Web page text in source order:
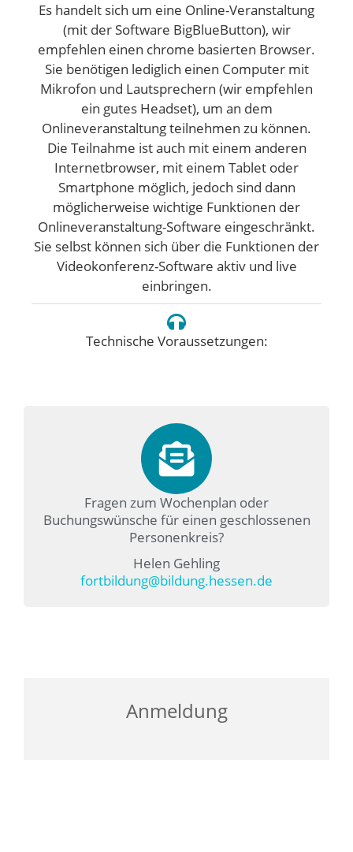
Es handelt sich um eine Online-Veranstaltung
(mit der Software BigBlueButton), wir
empfehlen einen chrome basierten Browser.
Sie benötigen lediglich einen Computer mit
Mikrofon und Lautsprechern (wir empfehlen
ein gutes Headset), um an dem
Onlineveranstaltung teilnehmen zu können.
Die Teilnahme ist auch mit einem anderen
Internetbrowser, mit einem Tablet oder
Smartphone möglich, jedoch sind dann
möglicherweise wichtige Funktionen der
Onlineveranstaltung-Software eingeschränkt.
Sie selbst können sich über die Funktionen der
Videokonferenz-Software aktiv und live
einbringen.
Technische Voraussetzungen:
Fragen zum Wochenplan oder
Buchungswünsche für einen geschlossenen
Personenkreis?
Helen Gehling
fortbildung@bildung.hessen.de
Anmeldung